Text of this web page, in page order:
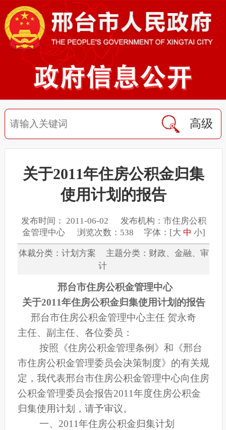
高级
关于2011年住房公积金归集
使用计划的报告
发布时间： 2011-06-02 发布机构：市住房公积
金管理中心 浏览次数：538 字体：[大 中 小]
体裁分类：计划方案 主题分类：财政、金融、审
计
邢台市住房公积金管理中心
关于2011年住房公积金归集使用计划的报告
邢台市住房公积金管理中心主任 贺永奇
主任、副主任、各位委员：
按照《住房公积金管理条例》和《邢台
市住房公积金管理委员会决策制度》的有关规
定，我代表邢台市住房公积金管理中心向住房
公积金管理委员会报告2011年度住房公积金
归集使用计划，请予审议。
一、2011年住房公积金归集计划